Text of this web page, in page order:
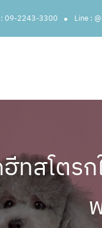
09-2243-3300 Line :
ทสโตร